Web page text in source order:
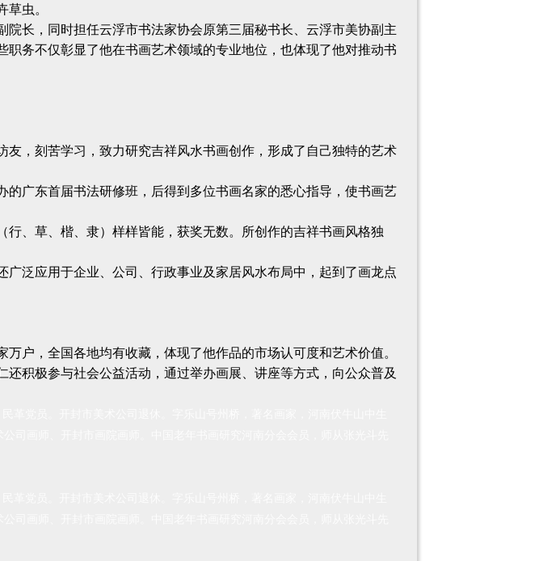
草虫。
院长，同时担任云浮市书法家协会原第三届秘书长、云浮市美协副主
职务不仅彰显了他在书画艺术领域的专业地位，也体现了他对推动书
友，刻苦学习，致力研究吉祥风水书画创作，形成了自己独特的艺术
的广东首届书法研修班，后得到多位书画名家的悉心指导，使书画艺
行、草、楷、隶）样样皆能，获奖无数。所创作的吉祥书画风格独
广泛应用于企业、公司、行政事业及家居风水布局中，起到了画龙点
户，全国各地均有收藏，体现了他作品的市场认可度和艺术价值。
还积极参与社会公益活动，通过举办画展、讲座等方式，向公众普及